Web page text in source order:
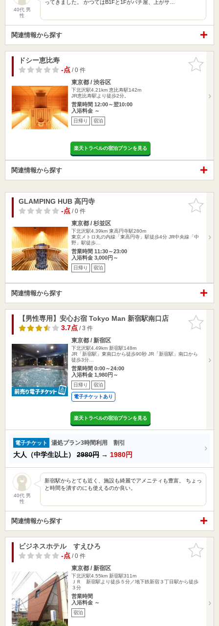
40代 男
性
ってきました。 かつてはB1Fと1Fがパチ屋、上がサ…
関連情報から探す
お気に入
りに追加
ドシー恵比寿
-点/ 0 件
東京都 / 渋谷区
下北沢駅4.21km 恵比寿駅142m
JR恵比寿駅より徒歩2分。
営業時間 12:00～翌10:00
入浴料金 ～
日帰り 宿泊
楽天トラベルの宿泊プランを見る
関連情報から探す
お気に入
りに追加
GLAMPING HUB 高円寺
-点/ 0 件
東京都 / 杉並区
下北沢駅4.39km 東高円寺駅280m
東京メトロ丸の内線「東高円寺」駅徒歩4分 JR中央線「中
野」駅徒歩…
営業時間 11:30～23:00
入浴料金 3,000円～
日帰り 宿泊
関連情報から探す
お気に入
りに追加
【男性専用】安心お宿 Tokyo Man 新宿駅南口店
3.7点/ 3 件
東京都 / 新宿区
下北沢駅4.49km 新宿駅148m
JR「新宿駅」東南口から徒歩90秒 JR「新宿駅」南口から
徒歩3分…
営業時間 0:00～24:00
入浴料金 1,980円～
日帰り 宿泊
電子チケットあり
楽天トラベルの宿泊プランを見る
電子チケット 湯処プラン3時間利用 割引
大人（中学生以上） 2980円 → 1980円
40代 男
性
新宿駅からとても近く、施設も綺麗でアメニティも豊富。 ちょっ
と時間を潰すのにも使えるのか良い。
関連情報から探す
お気に入
りに追加
ビジネスホテル すえひろ
-点/ 0 件
東京都 / 新宿区
下北沢駅4.55km 新宿駅311m
ＪＲ 新宿駅より徒歩５分／地下鉄新宿３丁目駅から徒歩
３分
営業時間
入浴料金 ～
宿泊